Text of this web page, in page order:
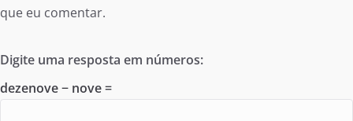
que eu comentar.
Digite uma resposta em números:
dezenove − nove =